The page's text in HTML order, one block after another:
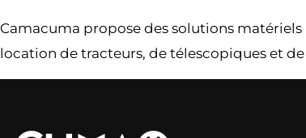
Camacuma propose des solutions
location de tracteurs, de télescopiques et